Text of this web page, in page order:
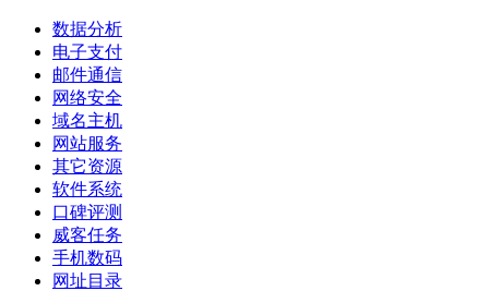
数据分析
电子支付
邮件通信
网络安全
域名主机
网站服务
其它资源
软件系统
口碑评测
威客任务
手机数码
网址目录